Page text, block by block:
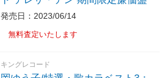
発売日：2023/06/14
無料査定いたします
キングレコード